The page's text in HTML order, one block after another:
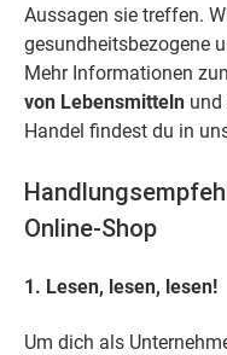
Aussagen sie treffen.
gesundheitsbezogene
Mehr Informationen
von Lebensmitteln und
Handel findest du in
Online-Shop
1. Lesen, lesen, lesen!
Um dich als